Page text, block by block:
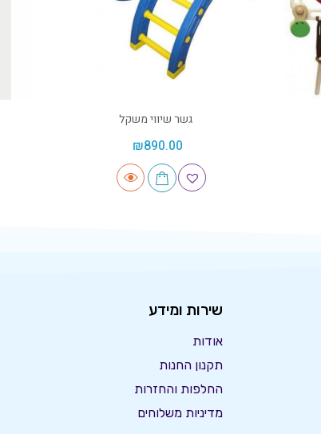
גשר שיווי משקל
₪890.00
שירות ומידע
אודות
תקנון החנות
החלפות והחזרות
מדיניות משלוחים